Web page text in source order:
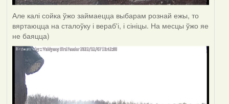
Але калі сойка ўжо займаецца выбарам рознай ежы, то
вяртаюцца на сталоўку і вераб'і, і сініцы. На месцы ўжо яе
не баяцца)